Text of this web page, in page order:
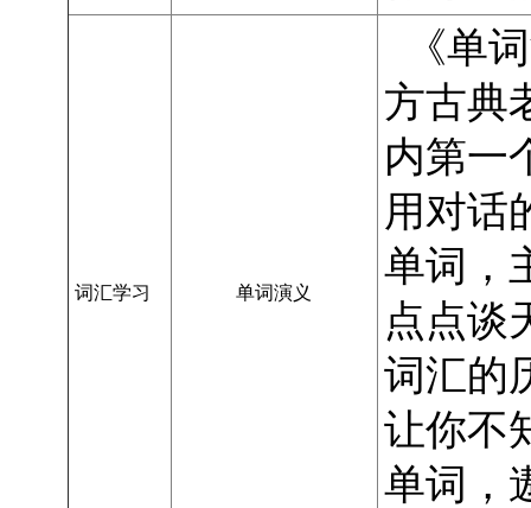
词汇学习 单词演义
《单
方古典
内第一
用对话
单词，
点点谈
词汇的
让你不
单词，